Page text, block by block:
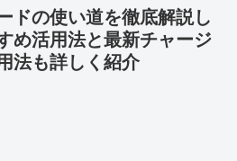
ドの使い道を徹底解説し
め活用法と最新チャージ
法も詳しく紹介